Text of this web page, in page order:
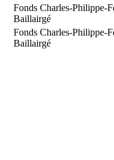
Fonds Charles-Philippe-
Baillairgé
Fonds Charles-Philippe-
Baillairgé